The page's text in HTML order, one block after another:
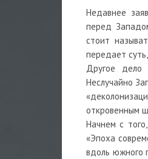
Недавнее
перед
стоит
передает
Другое дело
Неслучайно
откровенным
Начнем с
«Эпоха
вдоль южного